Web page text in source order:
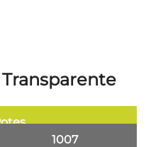
Transparente
1007